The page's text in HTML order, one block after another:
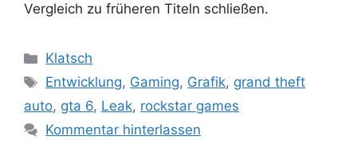
Vergleich zu früheren Titeln schließen.
Kategorien
Klatsch
Schlagwörter
Entwicklung, Gaming, Grafik, grand theft
auto, gta 6, Leak, rockstar games
Kommentar hinterlassen